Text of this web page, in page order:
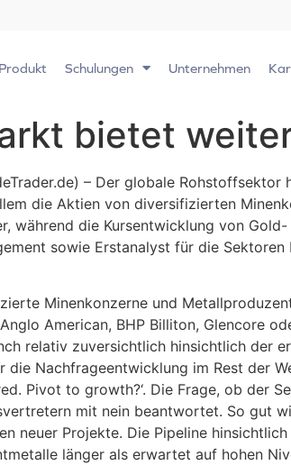
Produkt Schulungen Unternehmen
bietet
– Der globale
die Aktien von diversifizierten
während die Kursentwicklung von
sowie Erstanalyst für die
Minenkonzerne und
American, BHP Billiton, Glencore
relativ zuversichtlich hinsichtlich der
Nachfrageentwicklung im Rest der
Pivot to growth?‘. Die Frage, ob der
mit nein beantwortet. So gut
neuer Projekte. Die Pipeline
länger als erwartet auf hohen